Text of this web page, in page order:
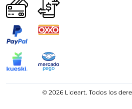
© 2026 Lideart. Todos los